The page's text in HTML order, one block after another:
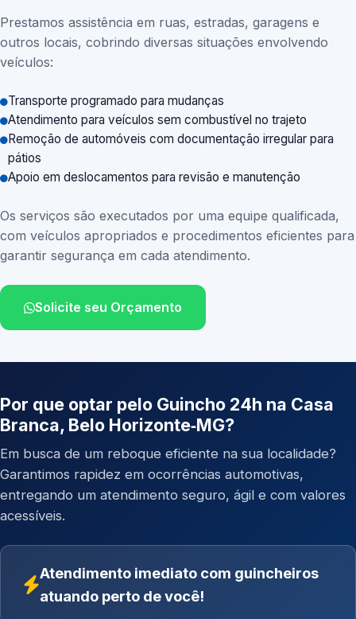
Prestamos assistência em ruas, estradas, garagens e
outros locais, cobrindo diversas situações envolvendo
veículos:
Transporte programado para mudanças
Atendimento para veículos sem combustível no trajeto
Remoção de automóveis com documentação irregular para
pátios
Apoio em deslocamentos para revisão e manutenção
Os serviços são executados por uma equipe qualificada,
com veículos apropriados e procedimentos eficientes para
garantir segurança em cada atendimento.
Solicite seu Orçamento
Por que optar pelo Guincho 24h na Casa
Branca, Belo Horizonte‑MG?
Em busca de um reboque eficiente na sua localidade?
Garantimos rapidez em ocorrências automotivas,
entregando um atendimento seguro, ágil e com valores
acessíveis.
Atendimento imediato com guincheiros
atuando perto de você!